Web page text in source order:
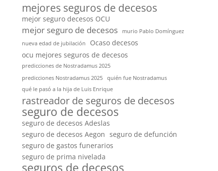
mejores seguros de decesos
mejor seguro decesos OCU
mejor seguro de decesos
murio Pablo Domínguez
nueva edad de jubilación
Ocaso decesos
ocu mejores seguros de decesos
predicciones de Nostradamus 2025
predicciones Nostradamus 2025
quién fue Nostradamus
qué le pasó a la hija de Luis Enrique
rastreador de seguros de decesos
seguro de decesos
seguro de decesos Adeslas
seguro de decesos Aegon seguro de defunción
seguro de gastos funerarios
seguro de prima nivelada
seguros de decesos